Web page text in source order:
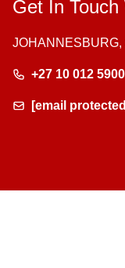
Get In Touch
+27 10 012 5900
[email